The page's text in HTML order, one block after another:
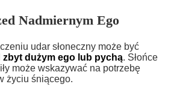
Nadmiernym Ego
udar słoneczny może być
zbyt dużym ego lub pychą. Słońce
może wskazywać na potrzebę
życiu śniącego.